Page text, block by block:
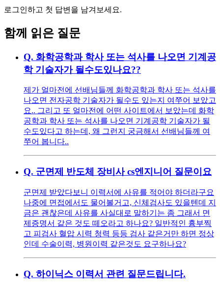
로그인하고 첫 답변을 남겨보세요.
함께 읽은 질문
Q. 화학공학과 학사 또는 석사를 나오면 기계공
학 기술자가 될수도있나요??
제가 얼마전에 선배님들께 화학공학과 학사 또는 석사를
나오면 전자공학 기술자가 될수도 있는지 여쭈어 보았고
요.. 그리고 또 얼마전에 어떤 사이트에서 보았는데 화학
공학과 학사 또는 석사를 나오면 기계공학 기술자가 될
수도있다고 하는데, 왜 그런지 궁금해서 선배님들께 여
쭈어 봅니다..
Q. 군면제 반도체 장비사 cs엔지니어 질문이요
군면제 받았다보니 이력서에 사유를 적어야 하더라구요
나중에 면접에서도 물어볼거고, 신체검사도 있을텐데 지
금은 괜찮은데 사유를 사실대로 말하기는 좀 그래서 면
제증명서 같은 것도 떼오라고 하나요? 일반적인 흉부찍
고 피검사 혈압 시력 청력 등등 검사 같은거만 하면 정상
인데 수술이력, 병원이력 같은것도 요구하나요?
Q. 하이닉스 이력서 관련 질문드립니다.